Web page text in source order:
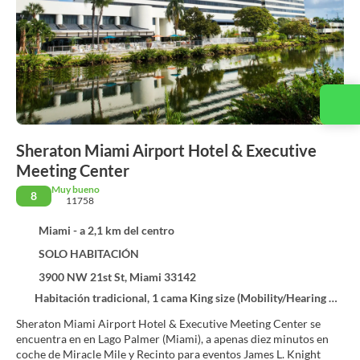
Sheraton Miami Airport Hotel & Executive
Meeting Center
8
Muy bueno
11758
Miami - a 2,1 km del centro
SOLO HABITACIÓN
3900 NW 21st St, Miami 33142
Habitación tradicional, 1 cama King size (Mobility/Hearing Access, Roll-In Shwr)
Sheraton Miami Airport Hotel & Executive Meeting Center se
encuentra en en Lago Palmer (Miami), a apenas diez minutos en
coche de Miracle Mile y Recinto para eventos James L. Knight